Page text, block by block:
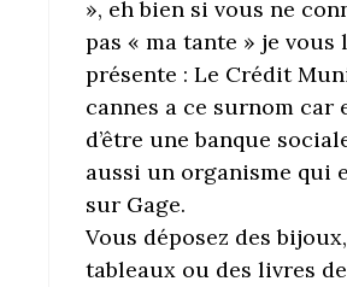
», eh bien si vous ne
pas « ma tante » je vous
présente : Le Crédit
cannes a ce surnom car
d’être une banque
aussi un organisme qui
sur Gage.
Vous déposez des
tableaux ou des livres